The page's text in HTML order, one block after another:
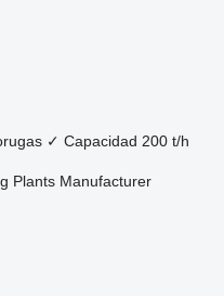
✓ Capacidad 200 t/h
Plants Manufacturer